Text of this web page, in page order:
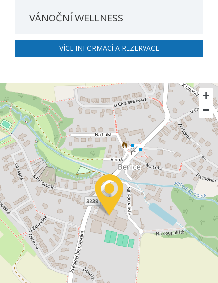
VÁNOČNÍ WELLNESS
VÍCE INFORMACÍ A REZERVACE
+
−